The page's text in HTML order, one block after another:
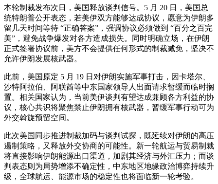
本轮制裁发布次日，美国释放谈判信号。5 月 20 日，美国总
统特朗普公开表态，若美伊双方能够达成协议，愿意为伊朗多
留几天时间等待 “正确答案”，强调协议必须做到 “百分之百完
美”，避免战争爆发对各方造成损失。同时明确立场，在伊朗
正式签署协议前，美方不会提供任何形式的制裁减免，坚决不
允许伊朗发展核武器。
此前，美国原定 5 月 19 日对伊朗实施军事打击，因卡塔尔、
沙特阿拉伯、阿联酋等中东国家领导人出面请求暂缓而临时搁
置。相关国家认为，当前美伊谈判有望达成兼顾各方利益的协
议，核心共识将聚焦禁止伊朗拥有核武器，暂缓军事行动可为
外交斡旋预留空间。
此次美国同步推进制裁加码与谈判试探，既延续对伊朗的高压
遏制策略，又释放外交协商的可能性。新一轮航运与贸易制裁
将直接影响伊朗能源出口渠道，加剧其经济与外汇压力；而谈
判表态则为局势增添不确定性，中东地区地缘政治博弈持续升
级，全球航运、能源市场的稳定性也将面临新一轮考验。